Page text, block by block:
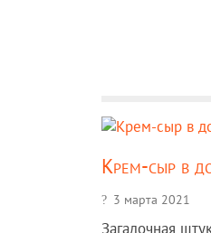
Крем-сыр в
3 марта 2021
Загадочная